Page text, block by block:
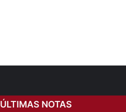
ÚLTIMAS NOTAS